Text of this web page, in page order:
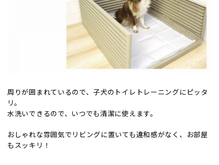
周りが囲まれているので、子犬のトイレトレーニングにピッタ
リ。
水洗いできるので、いつでも清潔に使えます。
おしゃれな雰囲気でリビングに置いても違和感がなく、お部屋
もスッキリ！